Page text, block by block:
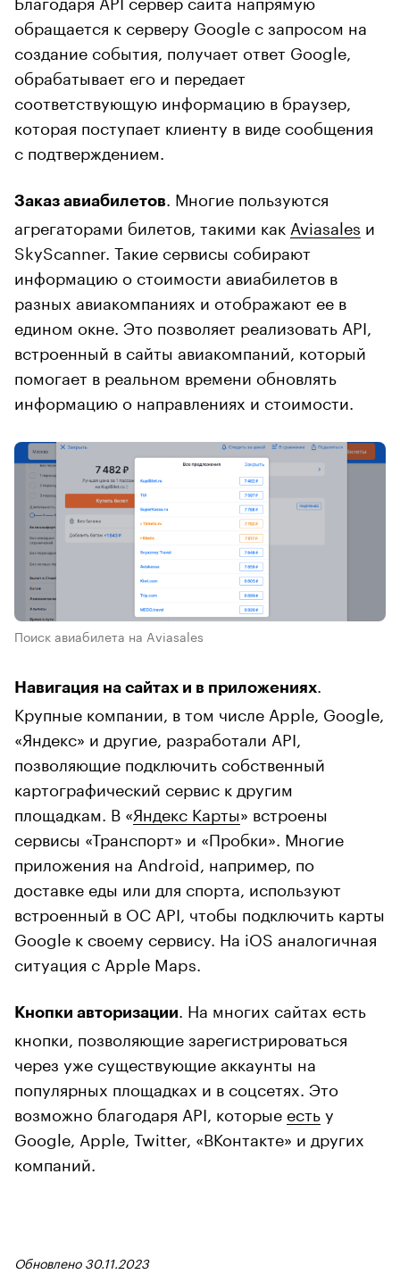
обращается к серверу Google с запросом на
создание события, получает ответ Google,
обрабатывает его и передает
соответствующую информацию в браузер,
которая поступает клиенту в виде сообщения
с подтверждением.
Заказ авиабилетов
. Многие пользуются
агрегаторами билетов, такими как Aviasales и
SkyScanner. Такие сервисы собирают
информацию о стоимости авиабилетов в
разных авиакомпаниях и отображают ее в
едином окне. Это позволяет реализовать API,
встроенный в сайты авиакомпаний, который
помогает в реальном времени обновлять
информацию о направлениях и стоимости.
Поиск авиабилета на Aviasales
Навигация на сайтах и в приложениях
Крупные компании, в том числе Apple, Google,
«Яндекс» и другие, разработали API,
позволяющие подключить собственный
картографический сервис к другим
площадкам. В «Яндекс Карты» встроены
сервисы «Транспорт» и «Пробки». Многие
приложения на Android, например, по
доставке еды или для спорта, используют
встроенный в ОС API, чтобы подключить карты
Google к своему сервису. На iOS аналогичная
ситуация с Apple Maps.
Кнопки авторизации
. На многих сайтах есть
кнопки, позволяющие зарегистрироваться
через уже существующие аккаунты на
популярных площадках и в соцсетях. Это
возможно благодаря API, которые естьу
Google, Apple, Twitter, «ВКонтакте» и других
компаний.
Обновлено 30.11.2023